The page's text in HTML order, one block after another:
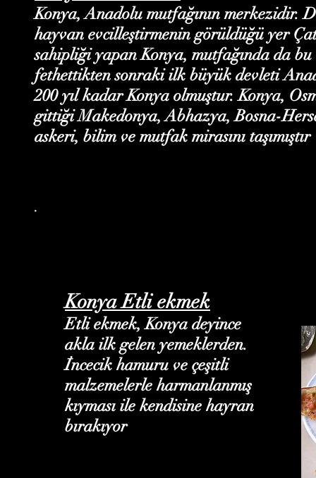
Konya, Anadolu mutfağının merkezidir.
hayvan evcilleştirmenin görüldüğü yer
sahipliği yapan Konya, mutfağında da
fethettikten sonraki ilk büyük devleti
200 yıl kadar Konya olmuştur. Konya,
gittiği Makedonya, Abhazya, Bosna-
askeri, bilim ve mutfak mirasını taşımıştır
.
Konya Etli ekmek
Etli ekmek, Konya deyince
akla ilk gelen yemeklerden.
İncecik hamuru ve çeşitli
malzemelerle harmanlanmış
kıyması ile kendisine hayran
bırakıyor